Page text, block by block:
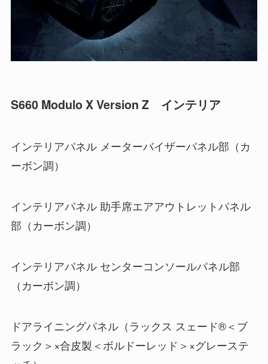
S660 Modulo X Version Z インテリア
インテリアパネル メーターバイザーパネル部（カ
ーボン調）
インテリアパネル 助手席エアアウトレットパネル
部（カーボン調）
インテリアパネル センターコンソールパネル部
（カーボン調）
ドアライニングパネル（ラックス スェード®＜ブ
ラック＞×合皮製＜ボルドーレッド＞×グレーステ